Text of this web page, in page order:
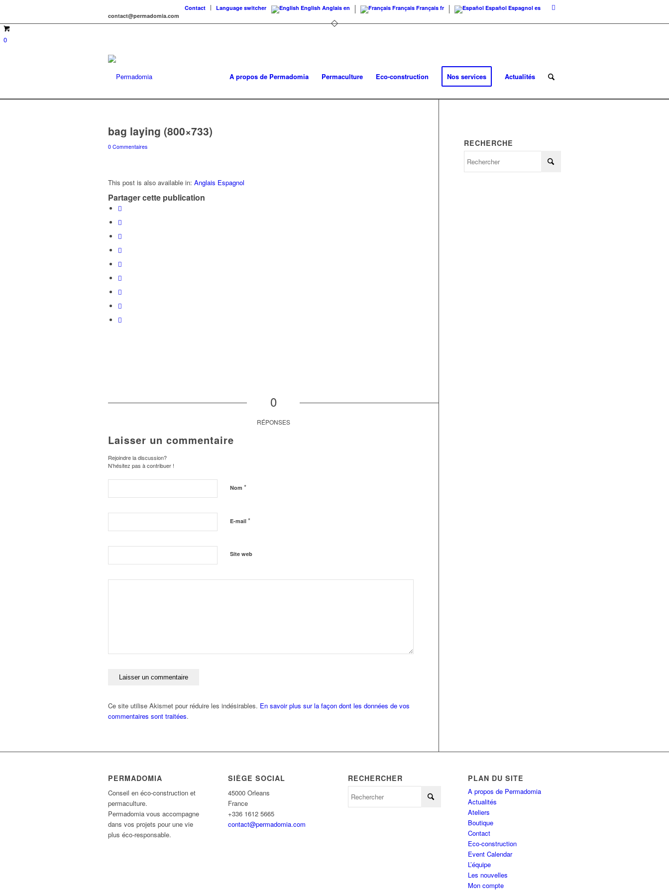
Contact Language switcher English Anglais en Français Français fr Español Espagnol es
contact@permadomia.com
0
A propos de Permadomia Permaculture Eco-construction Nos services Actualités
bag laying (800×733)
0 Commentaires
This post is also available in: Anglais Espagnol
Partager cette publication
0
RÉPONSES
Laisser un commentaire
Rejoindre la discussion?
N’hésitez pas à contribuer !
Nom *
E-mail *
Site web
Ce site utilise Akismet pour réduire les indésirables. En savoir plus sur la façon dont les données de vos
commentaires sont traitées.
RECHERCHE
PERMADOMIA
Conseil en éco-construction et
permaculture.
Permadomia vous accompagne
dans vos projets pour une vie
plus éco-responsable.
SIÈGE SOCIAL
45000 Orleans
France
+336 1612 5665
contact@permadomia.com
RECHERCHER PLAN DU SITE
A propos de Permadomia
Actualités
Ateliers
Boutique
Contact
Eco-construction
Event Calendar
L’équipe
Les nouvelles
Mon compte